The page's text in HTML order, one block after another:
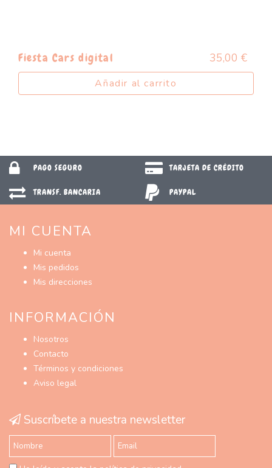
Fiesta Cars digital 35,00€
Añadir al carrito
PAGO SEGURO TARJETA DE CRÉDITO
TRANSF. BANCARIA PAYPAL
MI CUENTA
Mi cuenta
Mis pedidos
Mis direcciones
INFORMACIÓN
Nosotros
Contacto
Términos y condiciones
Aviso legal
Suscríbete a nuestra newsletter